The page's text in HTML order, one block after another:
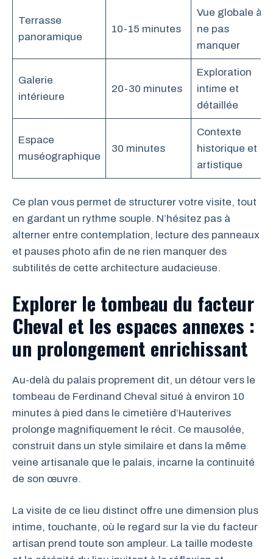
Terrasse
panoramique
10-15 minutes
Vue globale à
ne pas
manquer
Galerie
intérieure
20-30 minutes
Exploration
intime et
détaillée
Espace
muséographique
30 minutes
Contexte
historique et
artistique
Ce plan vous permet de structurer votre visite, tout
en gardant un rythme souple. N’hésitez pas à
alterner entre contemplation, lecture des panneaux
et pauses photo afin de ne rien manquer des
subtilités de cette architecture audacieuse.
Explorer le tombeau du facteur
Cheval et les espaces annexes :
un prolongement enrichissant
Au-delà du palais proprement dit, un détour vers le
tombeau de Ferdinand Cheval situé à environ 10
minutes à pied dans le cimetière d’Hauterives
prolonge magnifiquement le récit. Ce mausolée,
construit dans un style similaire et dans la même
veine artisanale que le palais, incarne la continuité
de son œuvre.
La visite de ce lieu distinct offre une dimension plus
intime, touchante, où le regard sur la vie du facteur
artisan prend toute son ampleur. La taille modeste